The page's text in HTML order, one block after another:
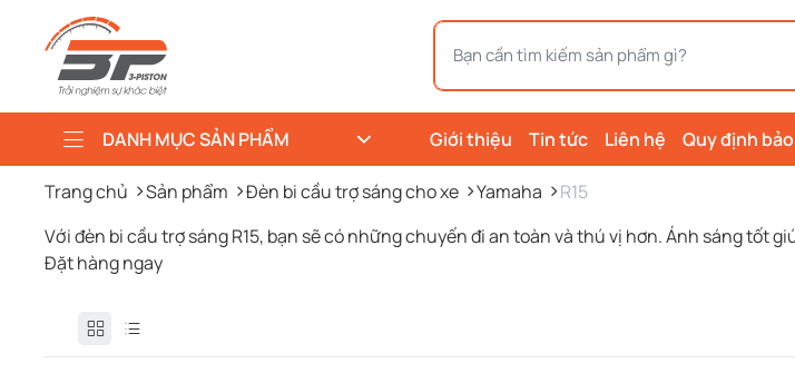
DANH MỤC SẢN PHẨM Giới thiệu Tin tức Liên hệ Quy định
Trang chủ Sản phẩm Đèn bi cầu trợ sáng cho xe Yamaha
R15
Với đèn bi cầu trợ sáng R15, bạn sẽ có những chuyến đi an toàn và thú vị hơn. Ánh sáng
Đặt hàng ngay